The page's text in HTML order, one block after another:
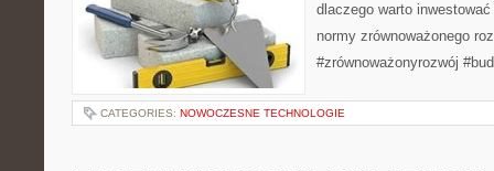
dlaczego warto
normy zrównoważonego
#zrównoważonyrozwój
CATEGORIES: NOWOCZESNE TECHNOLOGIE